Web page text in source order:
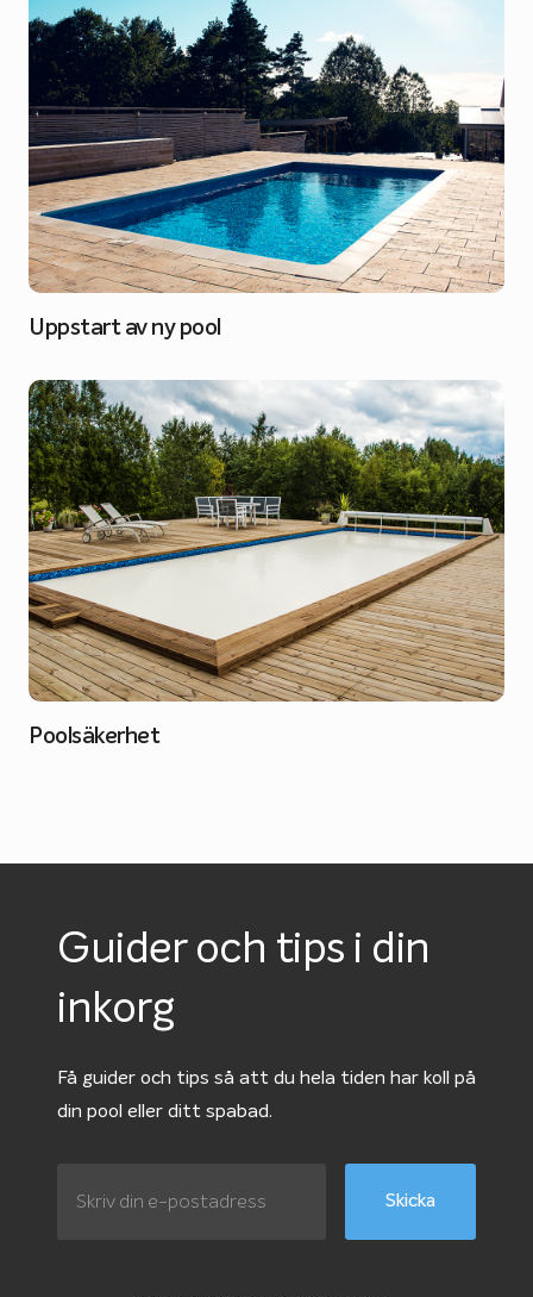
Uppstart av ny pool
Poolsäkerhet
Guider och tips i din
inkorg
Få guider och tips så att du hela tiden har koll på
din pool eller ditt spabad.